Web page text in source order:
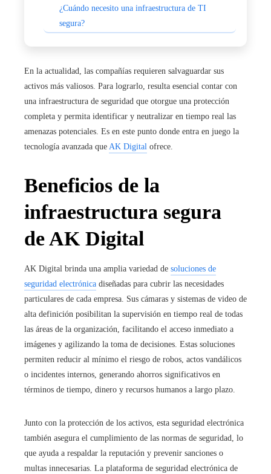
¿Cuándo necesito una infraestructura de TI
segura?
En la actualidad, las compañías requieren salvaguardar sus
activos más valiosos. Para lograrlo, resulta esencial contar con
una infraestructura de seguridad que otorgue una protección
completa y permita identificar y neutralizar en tiempo real las
amenazas potenciales. Es en este punto donde entra en juego la
tecnología avanzada que AK Digital ofrece.
Beneficios de la
infraestructura segura
de AK Digital
AK Digital brinda una amplia variedad de soluciones de
seguridad electrónica diseñadas para cubrir las necesidades
particulares de cada empresa. Sus cámaras y sistemas de video de
alta definición posibilitan la supervisión en tiempo real de todas
las áreas de la organización, facilitando el acceso inmediato a
imágenes y agilizando la toma de decisiones. Estas soluciones
permiten reducir al mínimo el riesgo de robos, actos vandálicos
o incidentes internos, generando ahorros significativos en
términos de tiempo, dinero y recursos humanos a largo plazo.
Junto con la protección de los activos, esta seguridad electrónica
también asegura el cumplimiento de las normas de seguridad, lo
que ayuda a respaldar la reputación y prevenir sanciones o
multas innecesarias. La plataforma de seguridad electrónica de